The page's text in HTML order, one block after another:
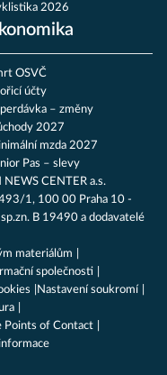
2026
OSVČ
účty
– změny
2027
mzda 2027
Pas – slevy
NEWS CENTER a.s.
1, 100 00 Praha 10 -
B 19490 a dodavatelé
materiálům
společnosti
Nastavení soukromí
Points of Contact